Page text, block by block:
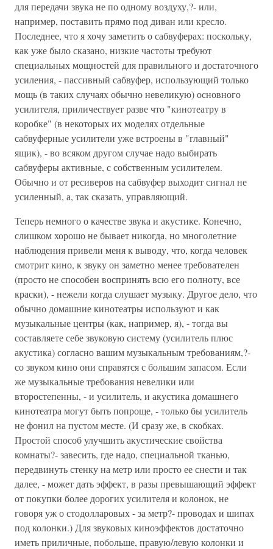
для передачи звука не по одному воздуху,?- или,
например, поставить прямо под диван или кресло.
Последнее, что я хочу заметить о сабвуферах: поскольку,
как уже было сказано, низкие частоты требуют
специальных мощностей для правильного и достаточного
усиления, - пассивный сабвуфер, использующий только
мощь (в таких случаях обычно невеликую) основного
усилителя, приличествует разве что "кинотеатру в
коробке" (в некоторых их моделях отдельные
сабвуферные усилители уже встроены в "главный"
ящик), - во всяком другом случае надо выбирать
сабвуферы активные, с собственным усилителем.
Обычно и от ресиверов на сабвуфер выходит сигнал не
усиленный, а, так сказать, управляющий.
Теперь немного о качестве звука и акустике. Конечно,
слишком хорошо не бывает никогда, но многолетние
наблюдения привели меня к выводу, что, когда человек
смотрит кино, к звуку он заметно менее требователен
(просто не способен воспринять всю его полноту, все
краски), - нежели когда слушает музыку. Другое дело, что
обычно домашние кинотеатры используют и как
музыкальные центры (как, например, я), - тогда вы
составляете себе звуковую систему (усилитель плюс
акустика) согласно вашим музыкальным требованиям,?-
со звуком кино они справятся с большим запасом. Если
же музыкальные требования невелики или
второстепенны, - и усилитель, и акустика домашнего
кинотеатра могут быть попроще, - только бы усилитель
не фонил на пустом месте. (И сразу же, в скобках.
Простой способ улучшить акустические свойства
комнаты?- завесить, где надо, специальной тканью,
передвинуть стенку на метр или просто ее снести и так
далее, - может дать эффект, в разы превышающий эффект
от покупки более дорогих усилителя и колонок, не
говоря уж о стодолларовых - за метр?- проводах и шипах
под колонки.) Для звуковых киноэффектов достаточно
иметь приличные, побольше, правую/левую колонки и